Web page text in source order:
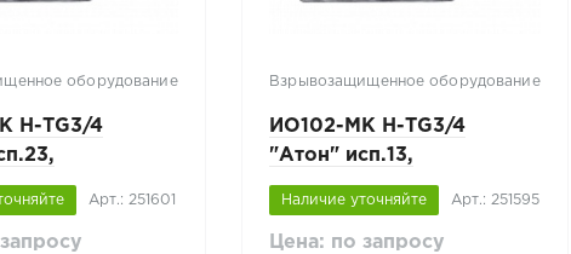
оборудование
Н-ТG3/4
сталь
Арт.: 251601
Взрывозащищенное оборудование
ИО102-МК Н-ТG3/4
"Атон" исп.13,
нержавеющая сталь
Наличие уточняйте Арт.: 251595
Цена: по запросу